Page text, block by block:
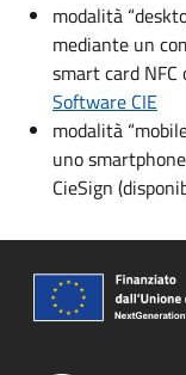
modalità
mediante un
smart card
Software CIE
modalità
uno
CieSign